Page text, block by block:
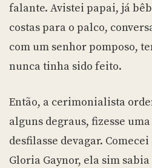
falante. Avistei papai, já
costas para o palco,
com um senhor pomposo,
nunca tinha sido feito.
Então, a cerimonialista
alguns degraus, fizesse
desfilasse devagar.
Gloria Gaynor, ela sim